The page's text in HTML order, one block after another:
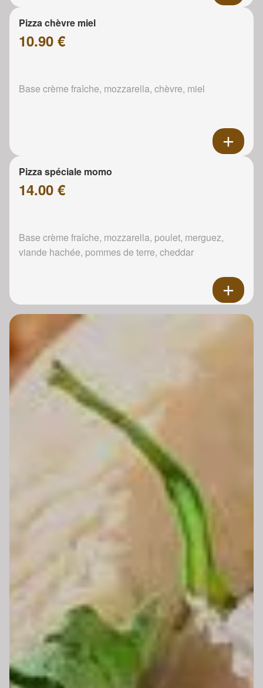
Pizza chèvre miel
10.90 €
Base crème fraîche, mozzarella, chèvre, miel
Pizza spéciale momo
14.00 €
Base crème fraîche, mozzarella, poulet, merguez,
viande hachée, pommes de terre, cheddar